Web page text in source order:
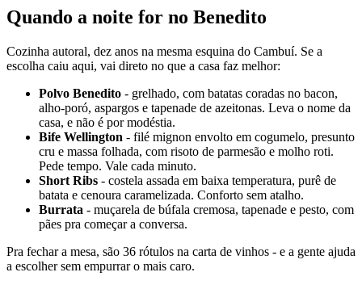
Quando a noite for no Benedito
Cozinha autoral, dez anos na mesma esquina do Cambuí. Se a
escolha caiu aqui, vai direto no que a casa faz melhor:
Polvo Benedito - grelhado, com batatas coradas no bacon,
alho-poró, aspargos e tapenade de azeitonas. Leva o nome da
casa, e não é por modéstia.
Bife Wellington - filé mignon envolto em cogumelo, presunto
cru e massa folhada, com risoto de parmesão e molho roti.
Pede tempo. Vale cada minuto.
Short Ribs - costela assada em baixa temperatura, purê de
batata e cenoura caramelizada. Conforto sem atalho.
Burrata - muçarela de búfala cremosa, tapenade e pesto, com
pães pra começar a conversa.
Pra fechar a mesa, são 36 rótulos na carta de vinhos - e a gente ajuda
a escolher sem empurrar o mais caro.